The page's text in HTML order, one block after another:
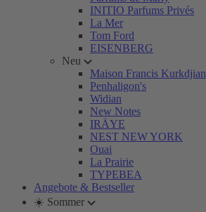
INITIO Parfums Privés
La Mer
Tom Ford
EISENBERG
Neu
Maison Francis Kurkdjian
Penhaligon's
Widian
New Notes
IRÄYE
NEST NEW YORK
Ouai
La Prairie
TYPEBEA
Angebote & Bestseller
☀️ Sommer